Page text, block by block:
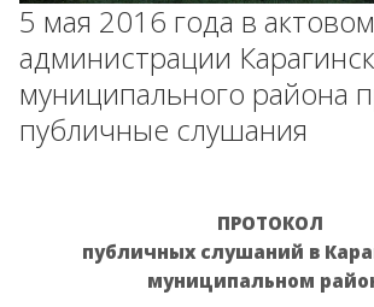
5 мая 2016 года в
администрации
муниципального района
публичные слушания
ПРОТОКОЛ
публичных слушаний в
муниципальном